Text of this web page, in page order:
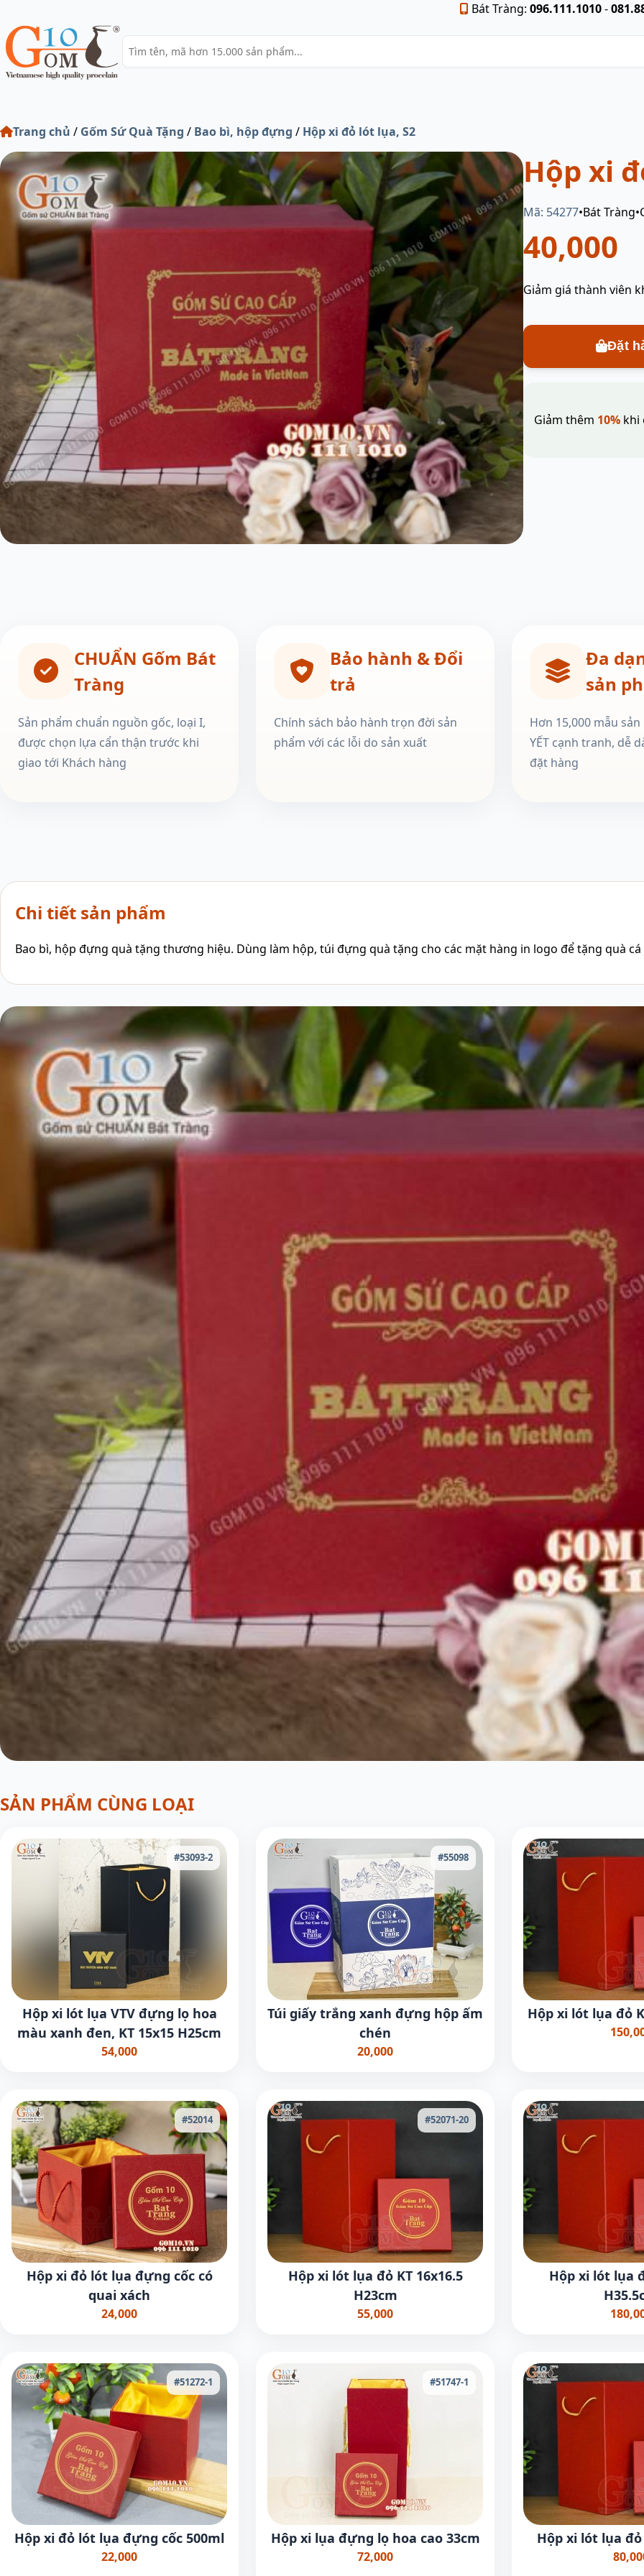
Bát Tràng: 096.111.1010-
Trang chủ / Gốm Sứ Quà Tặng / Bao bì, hộp đựng / Hộp xi đỏ lót lụa, S2
Hộp xi
Mã: 54277•Bát Tràng•
40,000
Giảm giá thành viên
Đặt
Giảm thêm 10% khi
CHUẨN Gốm Bát
Tràng
Sản phẩm chuẩn nguồn gốc, loại I,
được chọn lựa cẩn thận trước khi
giao tới Khách hàng
Bảo hành & Đổi
trả
Chính sách bảo hành trọn đời sản
phẩm với các lỗi do sản xuất
Đa
sản
Hơn 15,000 mẫu
YẾT cạnh tranh, dễ
đặt hàng
Chi tiết sản phẩm
Bao bì, hộp đựng quà tặng thương hiệu. Dùng làm hộp, túi đựng quà tặng cho các mặt hàng in logo để tặng quà
SẢN PHẨM CÙNG LOẠI
#53093-2
Hộp xi lót lụa VTV đựng lọ hoa
màu xanh đen, KT 15x15 H25cm
54,000
#55098
Túi giấy trắng xanh đựng hộp ấm
chén
20,000
Hộp xi lót lụa đỏ
#52014
Hộp xi đỏ lót lụa đựng cốc có
quai xách
24,000
#52071-20
Hộp xi lót lụa đỏ KT 16x16.5
H23cm
55,000
Hộp xi lót lụa
#51272-1
Hộp xi đỏ lót lụa đựng cốc 500ml
22,000
#51747-1
Hộp xi lụa đựng lọ hoa cao 33cm
72,000
Hộp xi lót lụa đỏ